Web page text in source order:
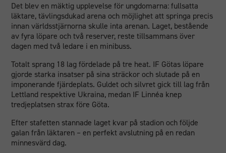
Det blev en mäktig upplevelse för ungdomarna: fullsatta
läktare, tävlingsdukad arena och möjlighet att springa precis
innan världsstjärnorna skulle inta arenan. Laget, bestående
av fyra löpare och två reserver, reste tillsammans över
dagen med två ledare i en minibuss.
Totalt sprang 18 lag fördelade på tre heat. IF Götas löpare
gjorde starka insatser på sina sträckor och slutade på en
imponerande fjärdeplats. Guldet och silvret gick till lag från
Lettland respektive Ukraina, medan IF Linnéa knep
tredjeplatsen strax före Göta.
Efter stafetten stannade laget kvar på stadion och följde
galan från läktaren – en perfekt avslutning på en redan
minnesvärd dag.